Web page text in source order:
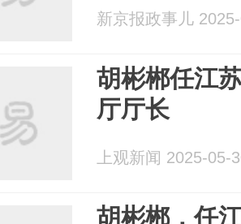
新京报政事儿
胡彬郴任江
厅厅长
上观新闻 2025-05-
胡彬郴，任